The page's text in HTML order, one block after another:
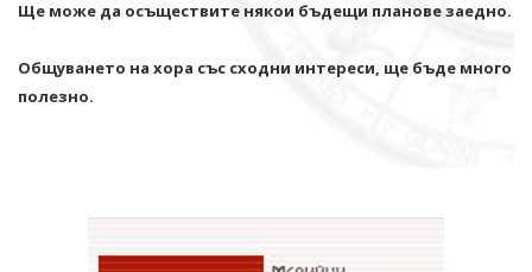
Ще може да осъществите някои бъдещи планове заедно.
Общуването на хора със сходни интереси, ще бъде много
полезно.